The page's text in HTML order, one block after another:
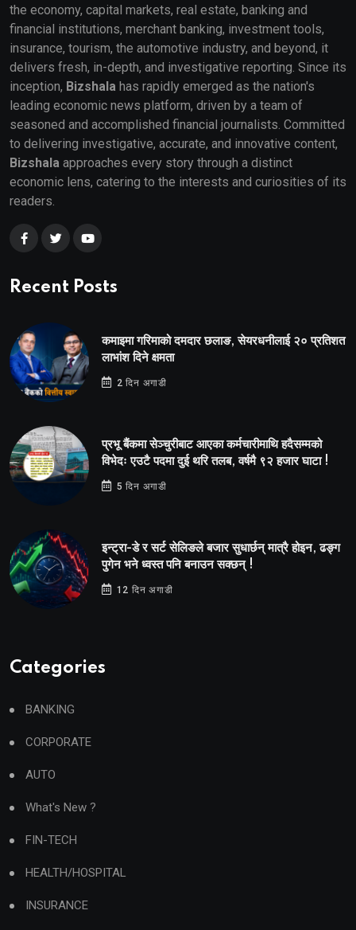
the economy, capital markets, real estate, banking and
financial institutions, merchant banking, investment tools,
insurance, tourism, the automotive industry, and beyond, it
delivers fresh, in-depth, and investigative reporting. Since its
inception, Bizshala has rapidly emerged as the nation's
leading economic news platform, driven by a team of
seasoned and accomplished financial journalists. Committed
to delivering investigative, accurate, and innovative content,
Bizshala approaches every story through a distinct
economic lens, catering to the interests and curiosities of its
readers.
Recent Posts
कमाइमा गरिमाको दमदार छलाङ, सेयरधनीलाई २० प्रतिशत
लाभांश दिने क्षमता
2 दिन अगाडी
प्रभू बैंकमा सेञ्चुरीबाट आएका कर्मचारीमाथि हदैसम्मको
विभेदः एउटै पदमा दुई थरि तलब, वर्षमै ९२ हजार घाटा !
5 दिन अगाडी
इन्ट्रा-डे र सर्ट सेलिङले बजार सुधार्छन् मात्रै होइन, ढङ्ग
पुगेन भने ध्वस्त पनि बनाउन सक्छन् !
12 दिन अगाडी
Categories
BANKING
CORPORATE
AUTO
What's New ?
FIN-TECH
HEALTH/HOSPITAL
INSURANCE